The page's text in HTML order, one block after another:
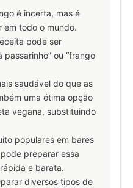
é incerta, mas é
em todo o mundo.
pode ser
ou “frango
saudável do que as
uma ótima opção
vegana, substituindo
populares em bares
preparar essa
e barata.
diversos tipos de